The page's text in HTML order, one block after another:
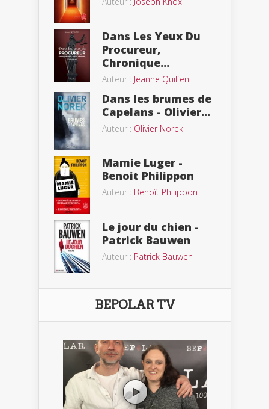
Dans Les Yeux Du
Procureur,
Chronique...
Auteur : Jeanne Quilfen
Dans les brumes de
Capelans - Olivier...
Auteur : Olivier Norek
Mamie Luger -
Benoit Philippon
Auteur : Benoît Philippon
Le jour du chien -
Patrick Bauwen
Auteur : Patrick Bauwen
BEPOLAR TV